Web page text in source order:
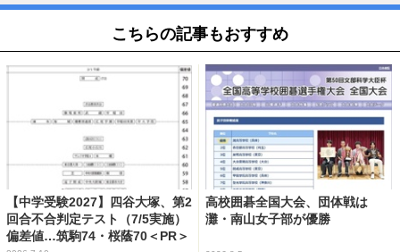
こちらの記事もおすすめ
【中学受験2027】四谷大塚、第2
回合不合判定テスト（7/5実施）
偏差値…筑駒74・桜蔭70＜PR＞
高校囲碁全国大会、団体戦は
灘・南山女子部が優勝